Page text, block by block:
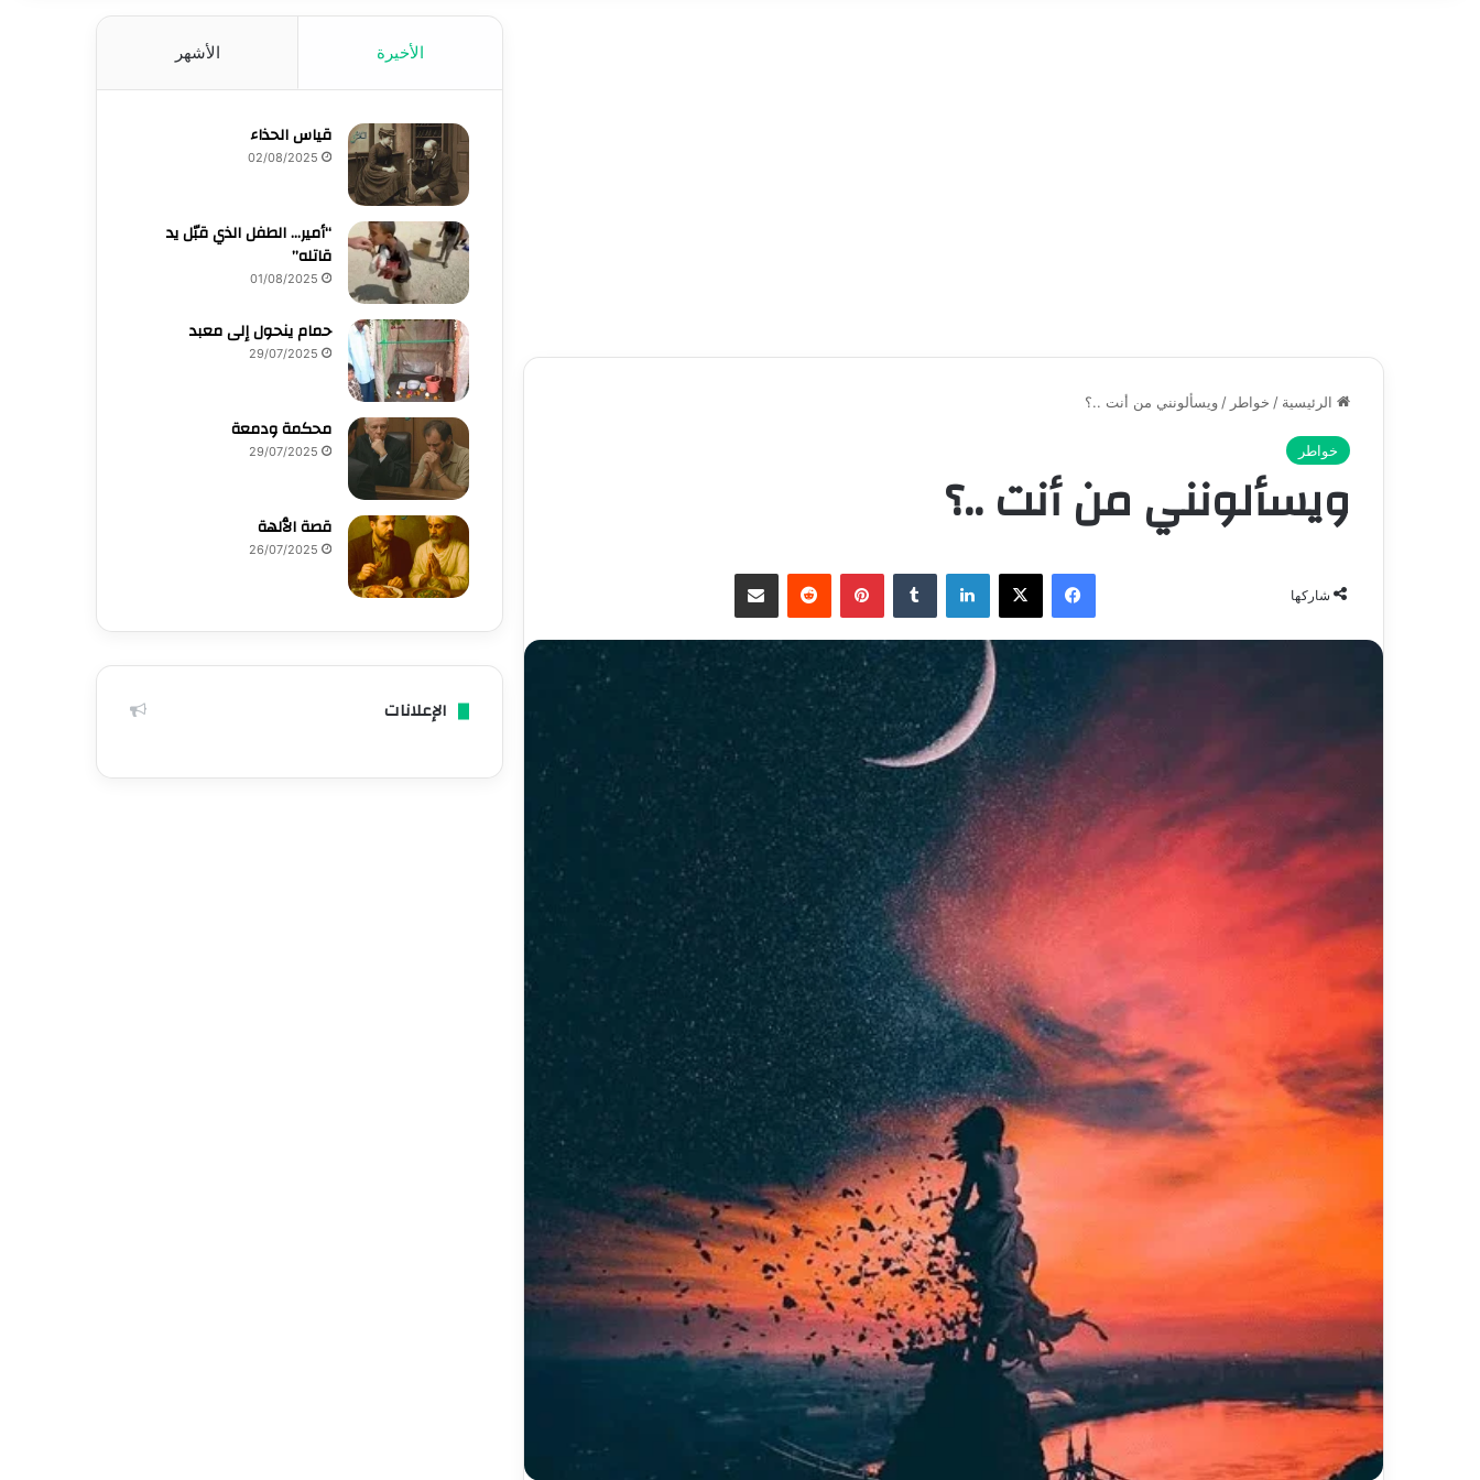
الرئيسية / خواطر / ويسألونني من أنت ..؟
خواطر
ويسألونني من أنت ..؟
شاركها
فيسبوك ‫X لينكدإن ‏Tumblr بينتيريست
‏Reddit مشاركة عبر البريد
الأخيرة الأشهر
قياس الحذاء
02/08/2025
“أمير… الطفل الذي قبّل يد
قاتله”
01/08/2025
حمام ينحول إلى معبد
29/07/2025
محكمة ودمعة
29/07/2025
قصة الٱلهة
26/07/2025
الإعلانات